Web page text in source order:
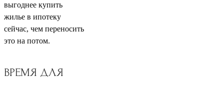
выгоднее купить
жилье в ипотеку
сейчас, чем переносить
это на потом.
ВРЕМЯ ДЛЯ